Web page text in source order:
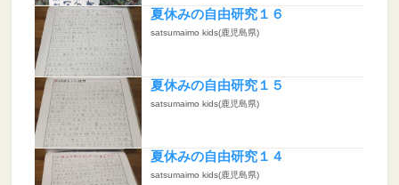
夏休みの自由研究１６
satsumaimo kids(鹿児島県)
夏休みの自由研究１５
satsumaimo kids(鹿児島県)
夏休みの自由研究１４
satsumaimo kids(鹿児島県)